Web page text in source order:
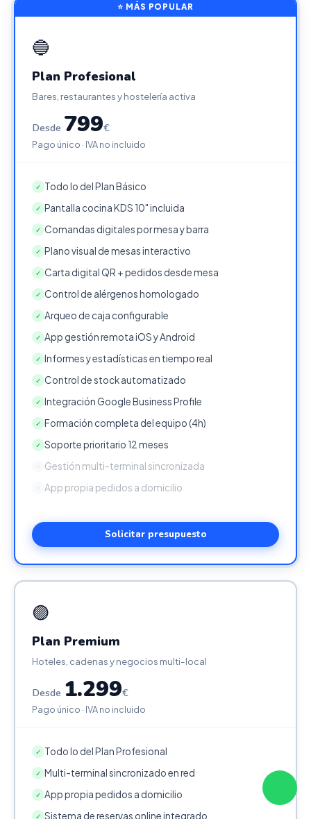
⭐ MÁS POPULAR
🔵
Plan Profesional
Bares, restaurantes y hostelería activa
Desde 799€
Pago único · IVA no incluido
✓ Todo lo del Plan Básico
✓ Pantalla cocina KDS 10" incluida
✓ Comandas digitales por mesa y barra
✓ Plano visual de mesas interactivo
✓ Carta digital QR + pedidos desde mesa
✓ Control de alérgenos homologado
✓ Arqueo de caja configurable
✓ App gestión remota iOS y Android
✓ Informes y estadísticas en tiempo real
✓ Control de stock automatizado
✓ Integración Google Business Profile
✓ Formación completa del equipo (4h)
✓ Soporte prioritario 12 meses
Gestión multi-terminal sincronizada
App propia pedidos a domicilio
Solicitar presupuesto
🟣
Plan Premium
Hoteles, cadenas y negocios multi-local
Desde 1.299€
Pago único · IVA no incluido
✓ Todo lo del Plan Profesional
✓ Multi-terminal sincronizado en red
✓ App propia pedidos a domicilio
✓ Sistema de reservas online integrado